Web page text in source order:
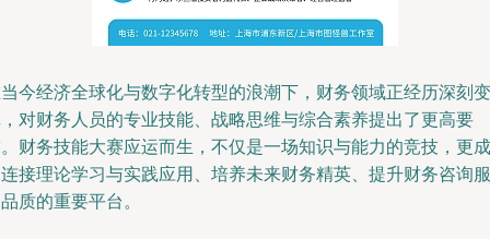
今经济全球化与数字化转型的浪潮下，财务领域正经历深刻变
对财务人员的专业技能、战略思维与综合素养提出了更高要
财务技能大赛应运而生，不仅是一场知识与能力的竞技，更成
接理论学习与实践应用、培养未来财务精英、提升财务咨询服
质的重要平台。